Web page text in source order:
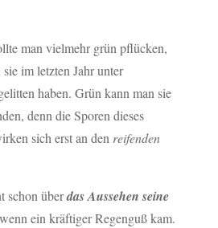
man vielmehr grün pflücken,
im letzten Jahr unter
haben. Grün kann man sie
denn die Sporen dieses
sich erst an den reifenden
schon überdas Aussehen seine
ein kräftiger Regenguß kam.